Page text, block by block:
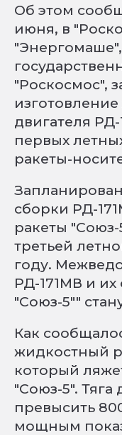
Об этом
июня, в
"Роскосмос",
двигателя
первых
ракеты-
сборки РД-
ракеты "Союз-
третьей
году.
РД-171МВ и их
"Союз-5""
Как
жидкостный
который
"Союз-5". Тяга
превысить
мощным